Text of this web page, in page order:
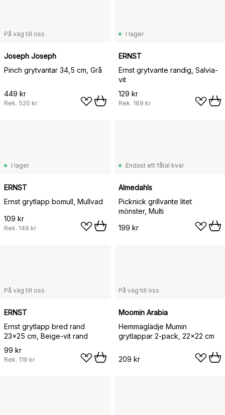
På väg till oss
Joseph Joseph
Pinch grytvantar 34,5 cm, Grå
449 kr
Rek. 520 kr
I lager
ERNST
Ernst grytvante randig, Salvia-
vit
129 kr
Rek. 169 kr
I lager
ERNST
Ernst grytlapp bomull, Mullvad
109 kr
Rek. 149 kr
Endast ett fåtal kvar
Almedahls
Picknick grillvante litet
mönster, Multi
199 kr
På väg till oss
ERNST
Ernst grytlapp bred rand
23x25 cm, Beige-vit rand
99 kr
Rek. 119 kr
På väg till oss
Moomin Arabia
Hemmaglädje Mumin
grytlappar 2-pack, 22x22 cm
209 kr